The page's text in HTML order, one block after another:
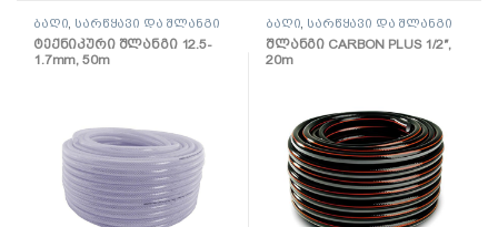
ბაღი სარწყავი და შლანგი
ტექნიკური შლანგი 12.5-
1.7mm, 50m
ბაღი სარწყავი და შლანგი
შლანგი CARBON PLUS 1/2″,
20m